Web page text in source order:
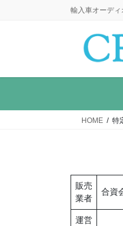
に
ョ
輸入車オーデ
HOME 特
販売
業者
合資
運営